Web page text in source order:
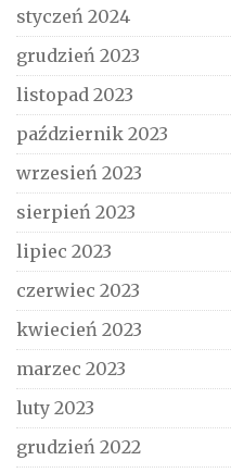
styczeń 2024
grudzień 2023
listopad 2023
październik 2023
wrzesień 2023
sierpień 2023
lipiec 2023
czerwiec 2023
kwiecień 2023
marzec 2023
luty 2023
grudzień 2022